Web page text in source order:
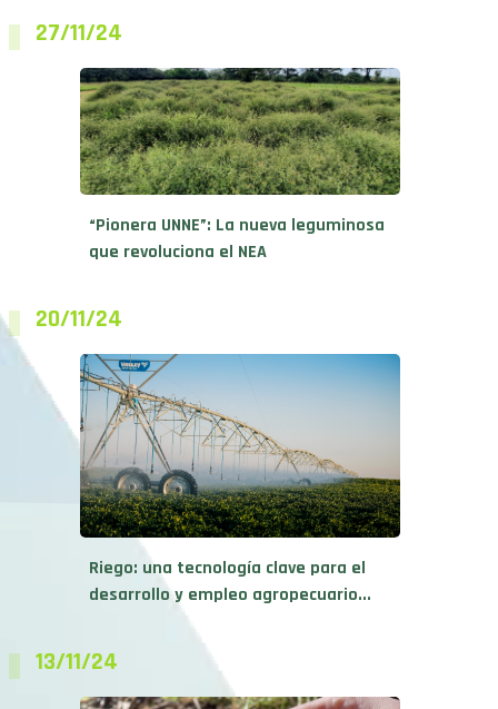
27/11/24
“Pionera UNNE”: La nueva leguminosa
que revoluciona el NEA
20/11/24
Riego: una tecnología clave para el
desarrollo y empleo agropecuario...
13/11/24